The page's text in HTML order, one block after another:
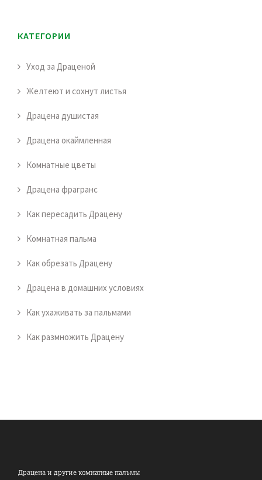
КАТЕГОРИИ
Уход за Драценой
Желтеют и сохнут листья
Драцена душистая
Драцена окаймленная
Комнатные цветы
Драцена фрагранс
Как пересадить Драцену
Комнатная пальма
Как обрезать Драцену
Драцена в домашних условиях
Как ухаживать за пальмами
Как размножить Драцену